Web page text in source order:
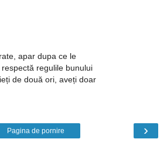
apar dupa ce le
regulile bunului
de două ori, aveți doar
›
Pagina de pornire